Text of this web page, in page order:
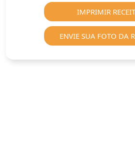
IMPRIMIR
ENVIE SUA FOTO DA